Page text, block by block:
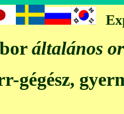
általános
gégész,